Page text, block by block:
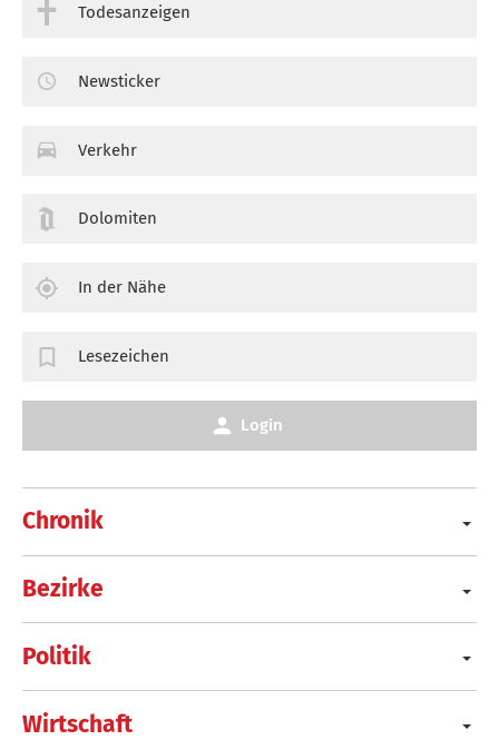
Chronik
Bezirke
Politik
Wirtschaft
Todesanzeigen
Newsticker
Verkehr
Dolomiten
In der Nähe
Lesezeichen
Login